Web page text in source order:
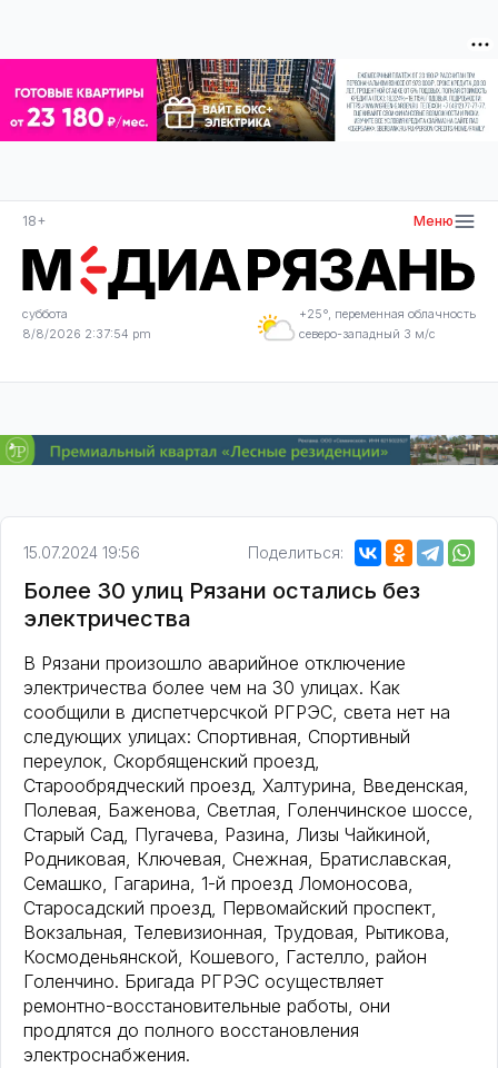
18+ Меню
суббота
8/8/2026 2:37:54 pm
+25°, переменная облачность
северо-западный 3 м/с
15.07.2024 19:56 Поделиться:
Более 30 улиц Рязани остались без
электричества
В Рязани произошло аварийное отключение
электричества более чем на 30 улицах. Как
сообщили в диспетчерсчкой РГРЭС, света нет на
следующих улицах: Спортивная, Спортивный
переулок, Скорбященский проезд,
Старообрядческий проезд, Халтурина, Введенская,
Полевая, Баженова, Светлая, Голенчинское шоссе,
Старый Сад, Пугачева, Разина, Лизы Чайкиной,
Родниковая, Ключевая, Снежная, Братиславская,
Семашко, Гагарина, 1-й проезд Ломоносова,
Старосадский проезд, Первомайский проспект,
Вокзальная, Телевизионная, Трудовая, Рытикова,
Космоденьянской, Кошевого, Гастелло, район
Голенчино. Бригада РГРЭС осуществляет
ремонтно-восстановительные работы, они
продлятся до полного восстановления
электроснабжения.